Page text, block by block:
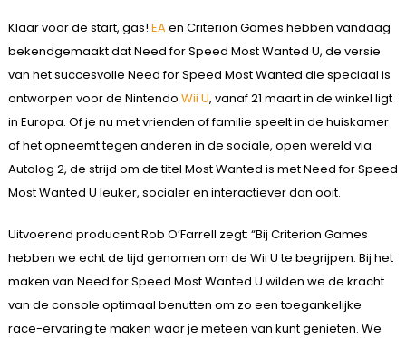
Klaar voor de start, gas! EAen Criterion Games hebben vandaag
bekendgemaakt dat Need for Speed Most Wanted U, de versie
van het succesvolle Need for Speed Most Wanted die speciaal is
ontworpen voor de Nintendo Wii U, vanaf 21 maart in de winkel ligt
in Europa. Of je nu met vrienden of familie speelt in de huiskamer
of het opneemt tegen anderen in de sociale, open wereld via
Autolog 2, de strijd om de titel Most Wanted is met Need for Speed
Most Wanted U leuker, socialer en interactiever dan ooit.
Uitvoerend producent Rob O’Farrell zegt: “Bij Criterion Games
hebben we echt de tijd genomen om de Wii U te begrijpen. Bij het
maken van Need for Speed Most Wanted U wilden we de kracht
van de console optimaal benutten om zo een toegankelijke
race-ervaring te maken waar je meteen van kunt genieten. We